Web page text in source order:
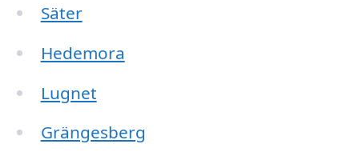
Säter
Hedemora
Lugnet
Grängesberg